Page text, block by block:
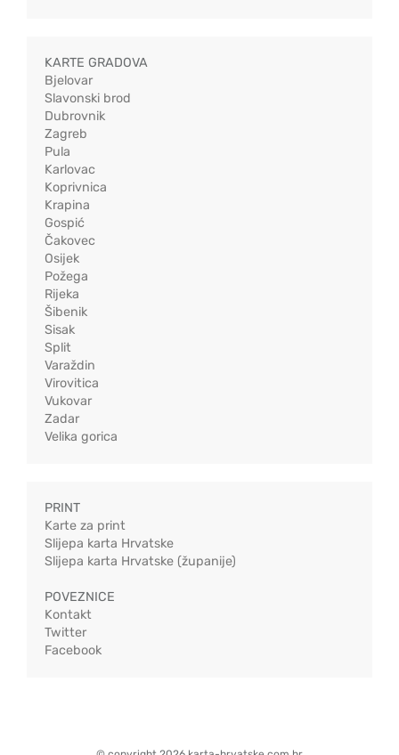
KARTE GRADOVA
Bjelovar
Slavonski brod
Dubrovnik
Zagreb
Pula
Karlovac
Koprivnica
Krapina
Gospić
Čakovec
Osijek
Požega
Rijeka
Šibenik
Sisak
Split
Varaždin
Virovitica
Vukovar
Zadar
Velika gorica
PRINT
Karte za print
Slijepa karta Hrvatske
Slijepa karta Hrvatske (županije)
POVEZNICE
Kontakt
Twitter
Facebook